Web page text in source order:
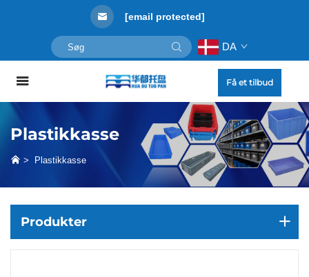
[email protected]
DA
Få et tilbud
Plastikkasse
> Plastikkasse
Produkter